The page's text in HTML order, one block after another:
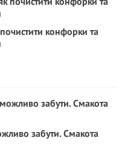
конфорки та
забути. Смакота